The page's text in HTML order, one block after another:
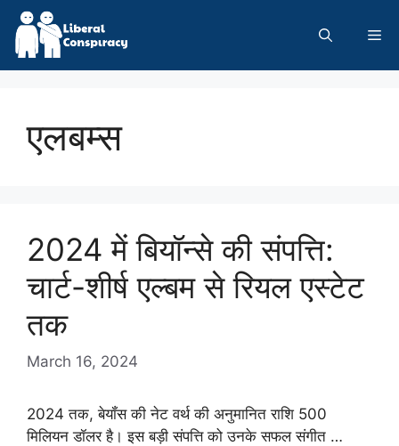
Skip
content
एलबम्स
2024 में बियॉन्से की संपत्ति:
चार्ट-शीर्ष एल्बम से रियल एस्टेट
तक
March 16, 2024
2024 तक, बेयॉंस की नेट वर्थ की अनुमानित राशि 500
मिलियन डॉलर है। इस बड़ी संपत्ति को उनके सफल संगीत …